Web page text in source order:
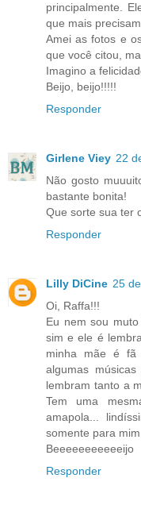
principalmente.
que mais
Amei as fotos e
que você citou,
Imagino a
Beijo, beijo!!!!!
Responder
Girlene Viey 22
Não gosto
bastante bonita!
Que sorte sua ter
Responder
Lilly DiCine 25
Oi, Raffa!!!
Eu nem sou
sim e ele é
minha mãe é fã
algumas
lembram tanto a
Tem uma
amapola...
somente para
Beeeeeeeeeeeijo
Responder